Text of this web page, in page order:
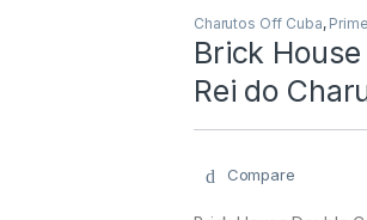
Charutos Off Cuba,
Brick
Rei do
Compare